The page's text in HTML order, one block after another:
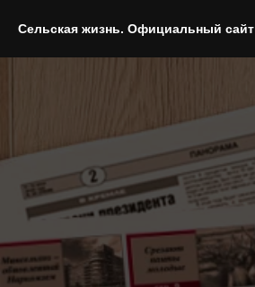
Сельская жизнь. Официальный сайт